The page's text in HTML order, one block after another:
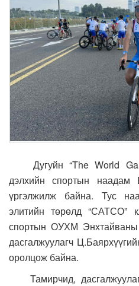
Дугуйн “The World
дэлхийн спортын
үргэлжилж байна. Тус
элитийн төрөлд “САТСО”
спортын ОУХМ
дасгалжуулагч
оролцож байна.
Тамирчид,